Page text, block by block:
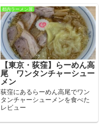
都内ラーメン屋
【東京・荻窪】らーめん高
尾 ワンタンチャーシュー
メン
荻窪にあるらーめん高尾でワン
タンチャーシューメンを食べた
レビュー